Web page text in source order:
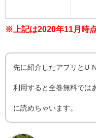
※上記は2020年11月時
先に紹介したアプリとU-
利用すると全巻無料では
に読めちゃいます。